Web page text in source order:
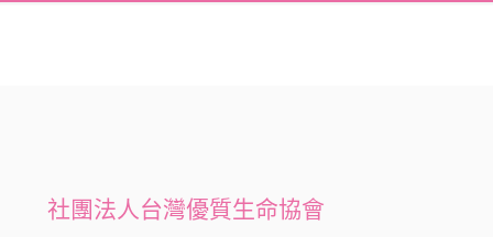
社團法人台灣優質生命協會